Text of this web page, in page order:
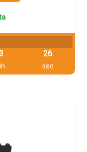
25
sec